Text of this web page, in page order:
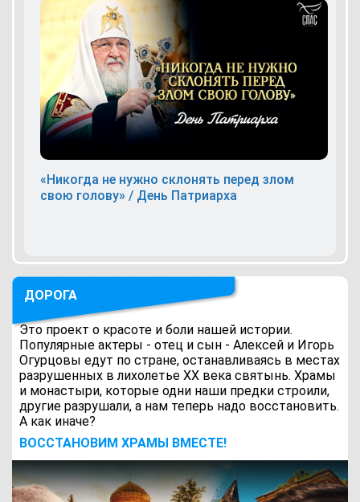
«Никогда не нужно склонять перед злом
свою голову» / День Патриарха
ДОРОГА
Это проект о красоте и боли нашей истории.
Популярные актеры - отец и сын - Алексей и Игорь
Огурцовы едут по стране, останавливаясь в местах
разрушенных в лихолетье ХХ века святынь. Храмы
и монастыри, которые одни наши предки строили,
другие разрушали, а нам теперь надо восстановить.
А как иначе?
ВОCСТАНОВИМ ХРАМЫ ВМЕСТЕ!